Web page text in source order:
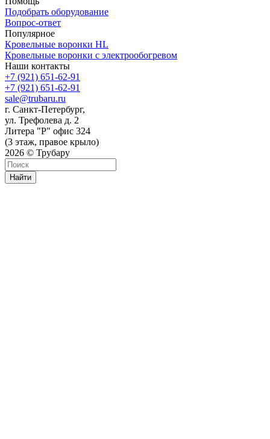
Подобрать оборудование
Вопрос-ответ
Популярное
Кровельные воронки HL
Кровельные воронки с электрообогревом
Наши контакты
+7 (921) 651-62-91
+7 (921) 651-62-91
sale@trubaru.ru
г. Санкт-Петербург,
ул. Трефолева д. 2
Литера "Р" офис 324
(3 этаж, правое крыло)
2026 © Трубару
Найти